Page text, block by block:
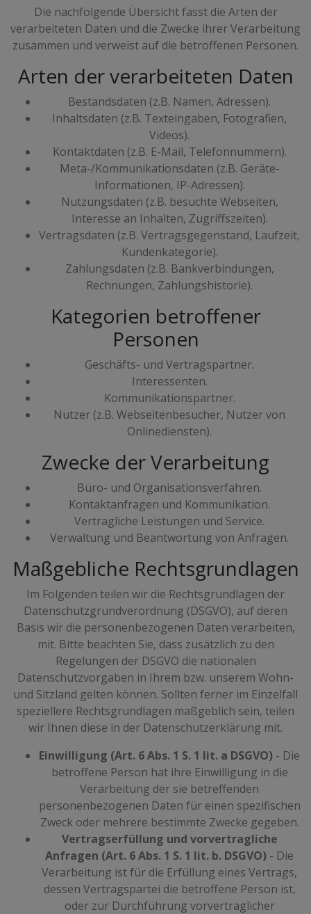
Die nachfolgende Übersicht fasst die Arten der
verarbeiteten Daten und die Zwecke ihrer Verarbeitung
zusammen und verweist auf die betroffenen Personen.
Arten der verarbeiteten Daten
Bestandsdaten (z.B. Namen, Adressen).
Inhaltsdaten (z.B. Texteingaben, Fotografien,
Videos).
Kontaktdaten (z.B. E-Mail, Telefonnummern).
Meta-/Kommunikationsdaten (z.B. Geräte-
Informationen, IP-Adressen).
Nutzungsdaten (z.B. besuchte Webseiten,
Interesse an Inhalten, Zugriffszeiten).
Vertragsdaten (z.B. Vertragsgegenstand, Laufzeit,
Kundenkategorie).
Zahlungsdaten (z.B. Bankverbindungen,
Rechnungen, Zahlungshistorie).
Kategorien betroffener
Personen
Geschäfts- und Vertragspartner.
Interessenten.
Kommunikationspartner.
Nutzer (z.B. Webseitenbesucher, Nutzer von
Onlinediensten).
Zwecke der Verarbeitung
Büro- und Organisationsverfahren.
Kontaktanfragen und Kommunikation.
Vertragliche Leistungen und Service.
Verwaltung und Beantwortung von Anfragen.
Maßgebliche Rechtsgrundlagen
Im Folgenden teilen wir die Rechtsgrundlagen der
Datenschutzgrundverordnung (DSGVO), auf deren
Basis wir die personenbezogenen Daten verarbeiten,
mit. Bitte beachten Sie, dass zusätzlich zu den
Regelungen der DSGVO die nationalen
Datenschutzvorgaben in Ihrem bzw. unserem Wohn-
und Sitzland gelten können. Sollten ferner im Einzelfall
speziellere Rechtsgrundlagen maßgeblich sein, teilen
wir Ihnen diese in der Datenschutzerklärung mit.
Einwilligung (Art. 6 Abs. 1 S. 1 lit. a DSGVO) - Die
betroffene Person hat ihre Einwilligung in die
Verarbeitung der sie betreffenden
personenbezogenen Daten für einen spezifischen
Zweck oder mehrere bestimmte Zwecke gegeben.
Vertragserfüllung und vorvertragliche
Anfragen (Art. 6 Abs. 1 S. 1 lit. b. DSGVO) - Die
Verarbeitung ist für die Erfüllung eines Vertrags,
dessen Vertragspartei die betroffene Person ist,
oder zur Durchführung vorvertraglicher